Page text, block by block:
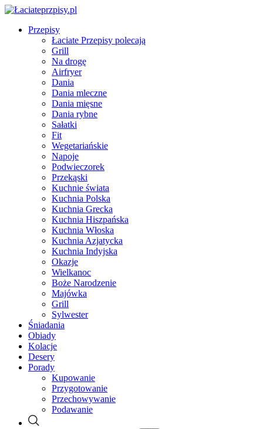
Przepisy
Łaciate Przepisy polecają
Grill
Na drogę
Airfryer
Dania
Dania mleczne
Dania mięsne
Dania rybne
Sałatki
Fit
Wegetariańskie
Napoje
Podwieczorek
Przekąski
Kuchnie świata
Kuchnia Polska
Kuchnia Grecka
Kuchnia Hiszpańska
Kuchnia Włoska
Kuchnia Azjatycka
Kuchnia Indyjska
Okazje
Wielkanoc
Boże Narodzenie
Majówka
Grill
Sylwester
Śniadania
Obiady
Kolacje
Desery
Porady
Kupowanie
Przygotowanie
Przechowywanie
Podawanie